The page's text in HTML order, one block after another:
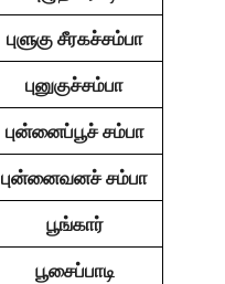
புளுகு சீரகச்சம்பா
புனுகுச்சம்பா
புன்னைப்பூச் சம்பா
புன்னைவனச் சம்பா
பூங்கார்
பூசைப்பாடி